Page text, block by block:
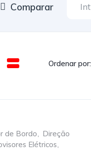
Comparar
Ordenar por:
de Bordo, Direção
Elétricos,